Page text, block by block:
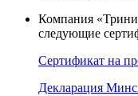
Компания
следующие
Сертификат на
Декларация